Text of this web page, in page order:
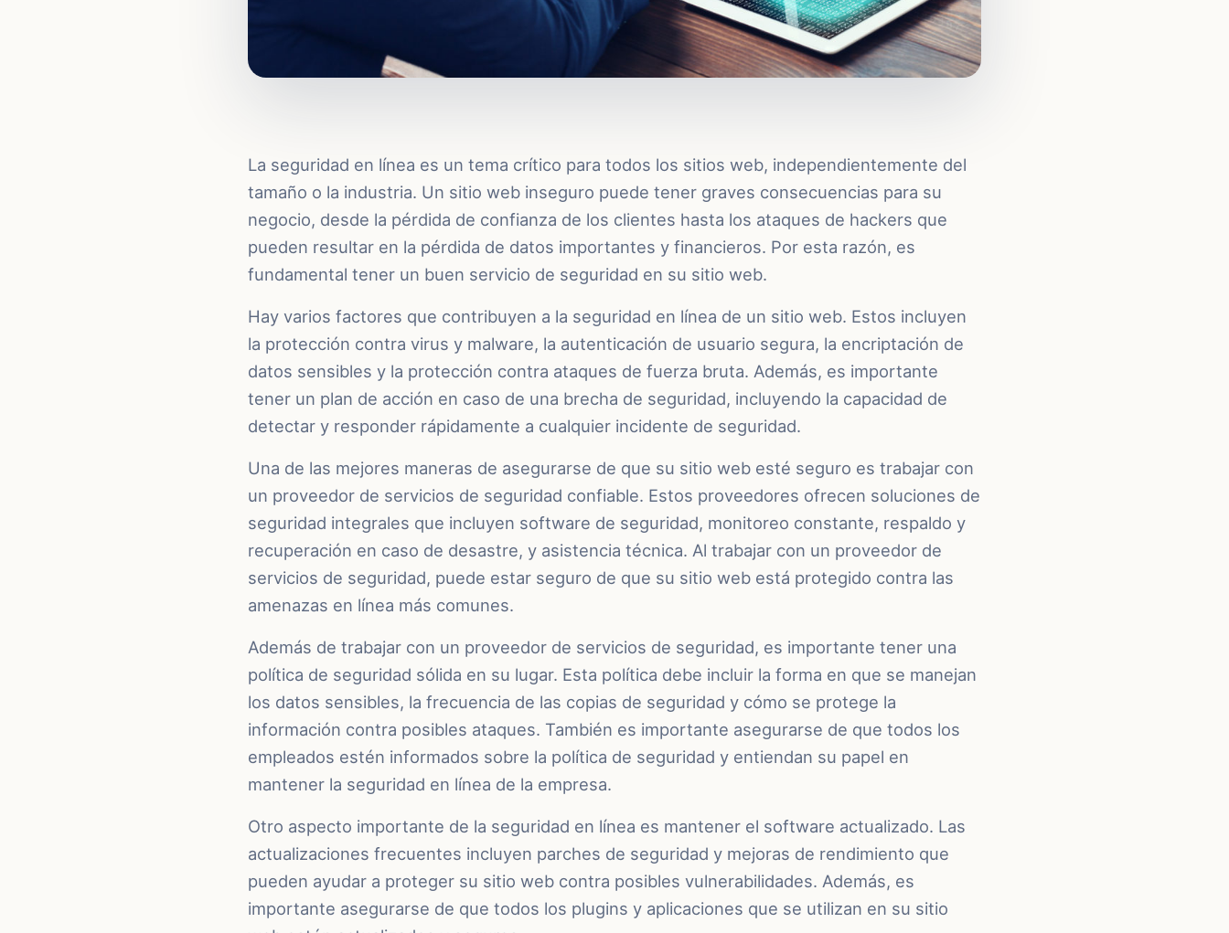
La seguridad en línea es un tema crítico para todos los sitios web, independientemente del
tamaño o la industria. Un sitio web inseguro puede tener graves consecuencias para su
negocio, desde la pérdida de confianza de los clientes hasta los ataques de hackers que
pueden resultar en la pérdida de datos importantes y financieros. Por esta razón, es
fundamental tener un buen servicio de seguridad en su sitio web.
Hay varios factores que contribuyen a la seguridad en línea de un sitio web. Estos incluyen
la protección contra virus y malware, la autenticación de usuario segura, la encriptación de
datos sensibles y la protección contra ataques de fuerza bruta. Además, es importante
tener un plan de acción en caso de una brecha de seguridad, incluyendo la capacidad de
detectar y responder rápidamente a cualquier incidente de seguridad.
Una de las mejores maneras de asegurarse de que su sitio web esté seguro es trabajar con
un proveedor de servicios de seguridad confiable. Estos proveedores ofrecen soluciones de
seguridad integrales que incluyen software de seguridad, monitoreo constante, respaldo y
recuperación en caso de desastre, y asistencia técnica. Al trabajar con un proveedor de
servicios de seguridad, puede estar seguro de que su sitio web está protegido contra las
amenazas en línea más comunes.
Además de trabajar con un proveedor de servicios de seguridad, es importante tener una
política de seguridad sólida en su lugar. Esta política debe incluir la forma en que se manejan
los datos sensibles, la frecuencia de las copias de seguridad y cómo se protege la
información contra posibles ataques. También es importante asegurarse de que todos los
empleados estén informados sobre la política de seguridad y entiendan su papel en
mantener la seguridad en línea de la empresa.
Otro aspecto importante de la seguridad en línea es mantener el software actualizado. Las
actualizaciones frecuentes incluyen parches de seguridad y mejoras de rendimiento que
pueden ayudar a proteger su sitio web contra posibles vulnerabilidades. Además, es
importante asegurarse de que todos los plugins y aplicaciones que se utilizan en su sitio